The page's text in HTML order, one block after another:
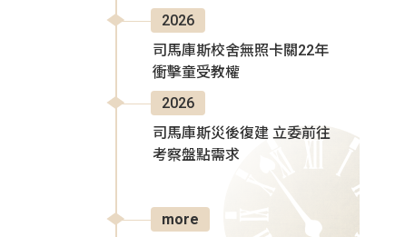
2026
司馬庫斯校舍無照卡關22年
衝擊童受教權
2026
司馬庫斯災後復建 立委前往
考察盤點需求
more